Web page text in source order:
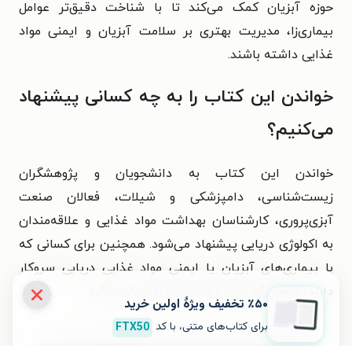
حوزه آبزیان کمک می‌کند تا با شناخت دقیق‌تر عوامل
بیماری‌زا، مدیریت بهتری بر سلامت آبزیان و ایمنی مواد
غذایی داشته باشند.
خواندن این کتاب را به چه کسانی پیشنهاد
می‌کنیم؟
خواندن این کتاب به دانشجویان و پژوهشگران
زیست‌شناسی، دامپزشکی و شیلات، فعالان صنعت
آبزی‌پروری، کارشناسان بهداشت مواد غذایی و علاقه‌مندان
به اکولوژی دریایی پیشنهاد می‌شود. همچنین برای کسانی که
با بیماری‌های آبزیان یا ایمنی مواد غذایی دریایی سروکار
برای تجربه‌ای بهتر در دانلود کتاب انگل های ماهیان دریایی
٪۵۰ تخفیف ویژۀ اولین خرید
برای کتاب‌های متنی، با کد FTX50